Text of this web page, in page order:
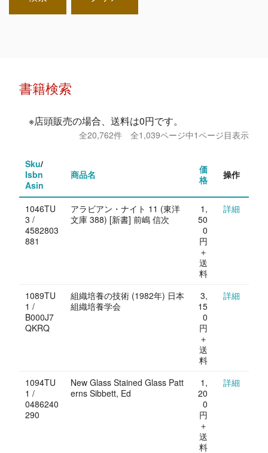
書籍検索
※店頭販売の場合、送料は0円です。
全20,762件 全1,039ページ中1ページ目表示
Sku/
Isbn
Asin
商品名
価
格
操作
1046TU
3 /
4582803
881
アラビアン・ナイト 11 (東洋
文庫 388) [新書] 前嶋 信次
1,
50
0
円
＋
送
料
詳細
1089TU
1 /
B000J7
QKRQ
組織培養の技術 (1982年) 日本
組織培養学会
3,
15
0
円
＋
送
料
詳細
1094TU
1 /
0486240
290
New Glass Stained Glass Patt
erns Sibbett, Ed
1,
20
0
円
＋
送
料
詳細